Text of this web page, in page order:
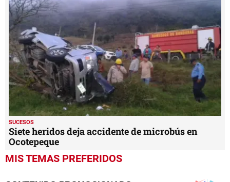
SUCESOS
Siete heridos deja accidente de microbús en
Ocotepeque
MIS TEMAS PREFERIDOS